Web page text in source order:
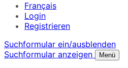
Français
Login
Registrieren
Suchformular ein/ausblenden
Suchformular anzeigen
Menü